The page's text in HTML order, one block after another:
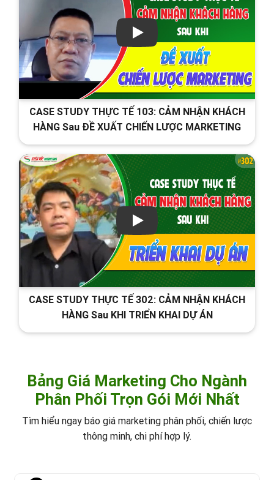
CASE STUDY THỰC TẾ 103: CẢM NHẬN KHÁCH
HÀNG Sau ĐỀ XUẤT CHIẾN LƯỢC MARKETING
CASE STUDY THỰC TẾ 302: CẢM NHẬN KHÁCH
HÀNG Sau KHI TRIỂN KHAI DỰ ÁN
Bảng Giá Marketing Cho Ngành
Phân Phối Trọn Gói Mới Nhất
Tìm hiểu ngay báo giá marketing phân phối, chiến lược
thông minh, chi phí hợp lý.